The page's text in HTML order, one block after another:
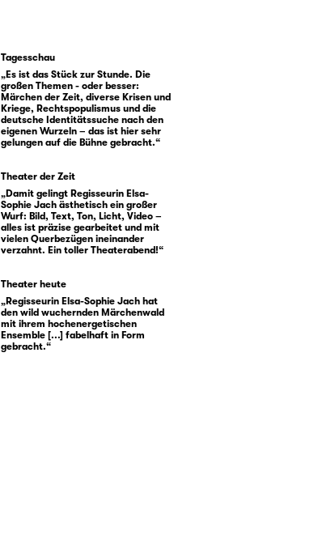
Tagesschau
„Es ist das Stück zur Stunde. Die
großen Themen - oder besser:
Märchen der Zeit, diverse Krisen und
Kriege, Rechtspopulismus und die
deutsche Identitätssuche nach den
eigenen Wurzeln – das ist hier sehr
gelungen auf die Bühne gebracht.“
Theater der Zeit
„Damit gelingt Regisseurin Elsa-
Sophie Jach ästhetisch ein großer
Wurf: Bild, Text, Ton, Licht, Video –
alles ist präzise gearbeitet und mit
vielen Querbezügen ineinander
verzahnt. Ein toller Theaterabend!“
Theater heute
„Regisseurin Elsa-Sophie Jach hat
den wild wuchernden Märchenwald
mit ihrem hochenergetischen
Ensemble [...] fabelhaft in Form
gebracht.“